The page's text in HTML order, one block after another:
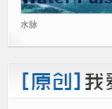
水脉